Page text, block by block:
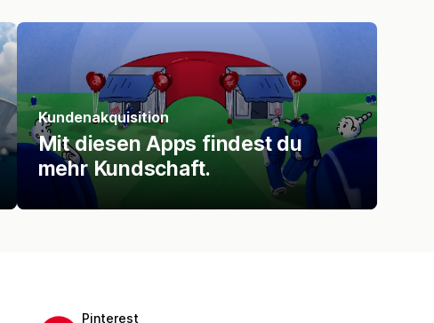
Kundenakquisition
Mit diesen Apps findest du
mehr Kundschaft.
Pinterest